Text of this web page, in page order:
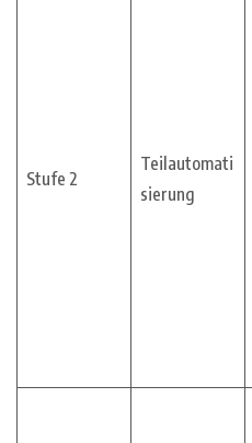
Stufe 2
Teilautomati
sierung